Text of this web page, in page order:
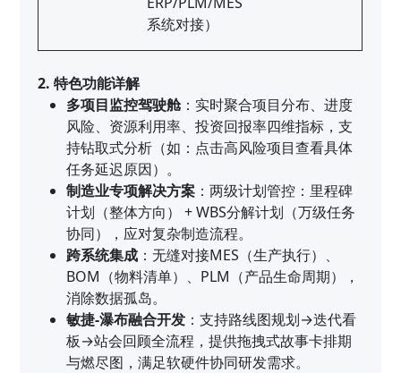
系统对接）
2. 特色功能详解
多项目监控驾驶舱：实时聚合项目分布、进度
风险、资源利用率、投资回报率四维指标，支
持钻取式分析（如：点击高风险项目查看具体
任务延迟原因）。
制造业专项解决方案 ：两级计划管控：里程碑
计划（整体方向） + WBS分解计划（万级任务
协同），应对复杂制造流程。
跨系统集成 ：无缝对接MES（生产执行）、
BOM（物料清单）、PLM（产品生命周期），
消除数据孤岛。
敏捷-瀑布融合开发 ：支持路线图规划→迭代看
板→站会回顾全流程，提供拖拽式故事卡排期
与燃尽图，满足软硬件协同研发需求。